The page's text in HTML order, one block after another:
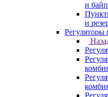
и
и
Регуляторы